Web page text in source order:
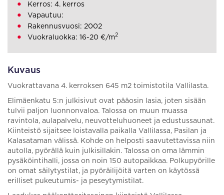
Kuvaus
Vuokrattavana 4. kerroksen 645 m2 toimistotila Vallilasta.
Elimäenkatu 5:n julkisivut ovat pääosin lasia, joten sisään
tulvii paljon luonnonvaloa. Talossa on muun muassa
ravintola, aulapalvelu, neuvotteluhuoneet ja edustussaunat.
Kiinteistö sijaitsee loistavalla paikalla Vallilassa, Pasilan ja
Kalasataman välissä. Kohde on helposti saavutettavissa niin
autolla, pyörällä kuin julkisillakin. Talossa on oma lämmin
pysäköintihalli, jossa on noin 150 autopaikkaa. Polkupyörille
on omat säilytystilat, ja pyöräilijöitä varten on käytössä
erilliset pukeutumis- ja peseytymistilat.
Kerros: 4. kerros
Vapautuu:
Rakennusvuosi: 2002
Vuokraluokka: 16-20 €/m2